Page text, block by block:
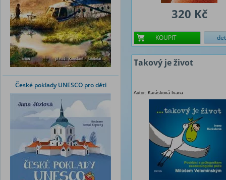
České poklady UNESCO pro děti
320 Kč
KOUPIT
Takový je život
Autor: Karásková Ivana